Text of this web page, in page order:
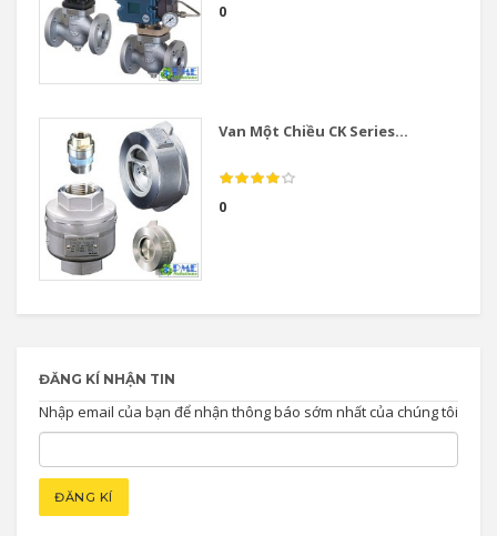
0
Van Một Chiều CK Series...
0
ĐĂNG KÍ NHẬN TIN
Nhập email của bạn để nhận thông báo sớm nhất của chúng tôi